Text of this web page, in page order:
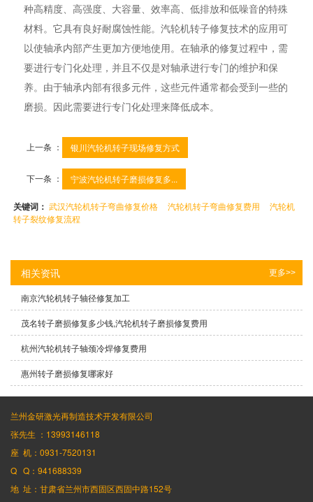
种高精度、高强度、大容量、效率高、低排放和低噪音的特殊
材料。它具有良好耐腐蚀性能。汽轮机转子修复技术的应用可
以使轴承内部产生更加方便地使用。在轴承的修复过程中，需
要进行专门化处理，并且不仅是对轴承进行专门的维护和保
养。由于轴承内部有很多元件，这些元件通常都会受到一些的
磨损。因此需要进行专门化处理来降低成本。
上一条 ： 银川汽轮机转子现场修复方式
下一条 ： 宁波汽轮机转子磨损修复多...
关键词：武汉汽轮机转子弯曲修复价格 汽轮机转子弯曲修复费用
汽轮机
转子裂纹修复流程
相关资讯 更多>>
南京汽轮机转子轴径修复加工
茂名转子磨损修复多少钱,汽轮机转子磨损修复费用
杭州汽轮机转子轴颈冷焊修复费用
惠州转子磨损修复哪家好
兰州金研激光再制造技术开发有限公司
张先生 ：13993146118
座 机：0931-7520131
Q Q：941688339
地 址：甘肃省兰州市西固区西固中路152号